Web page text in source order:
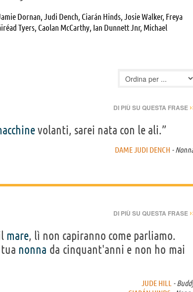
Dornan, Judi Dench, Ciarán Hinds, Josie Walker, Freya
Tyers, Caolan McCarthy, Ian Dunnett Jnr, Michael
DI PIÙ SU QUESTA FRASE
volanti, sarei nata con le ali.”
DAME JUDI DENCH -
DI PIÙ SU QUESTA FRASE
mare, lì non capiranno come parliamo.
nonna da cinquant'anni e non ho mai
JUDE HILL -